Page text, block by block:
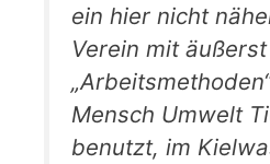
ein hier nicht
Verein mit
Mensch Umwelt
benutzt, im